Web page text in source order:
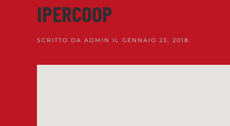
IPERCOOP
SCRITTO DA ADMIN IL GENNAIO 23, 2018.